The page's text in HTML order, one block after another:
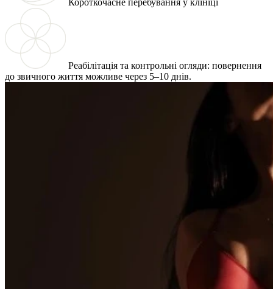
Реабілітація та контрольні огляди: повернення
до звичного життя можливе через 5–10 днів.